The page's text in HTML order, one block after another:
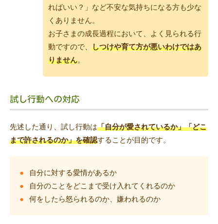
ればいい？」など不安な気持ちになる方も少な
くありません。
お子さまの成長過程において、よく見られる行
動ですので、 しつけや育て方が悪いわけではあ
りません。
試し行動への対応
先述した通り、試し行動は「自分が愛されているか」「どこ
まで許されるのか」を確認することが目的です。
自分に対する愛情があるか
自分のことをどこまで受け入れてくれるのか
何をしたら怒られるのか、嫌われるのか